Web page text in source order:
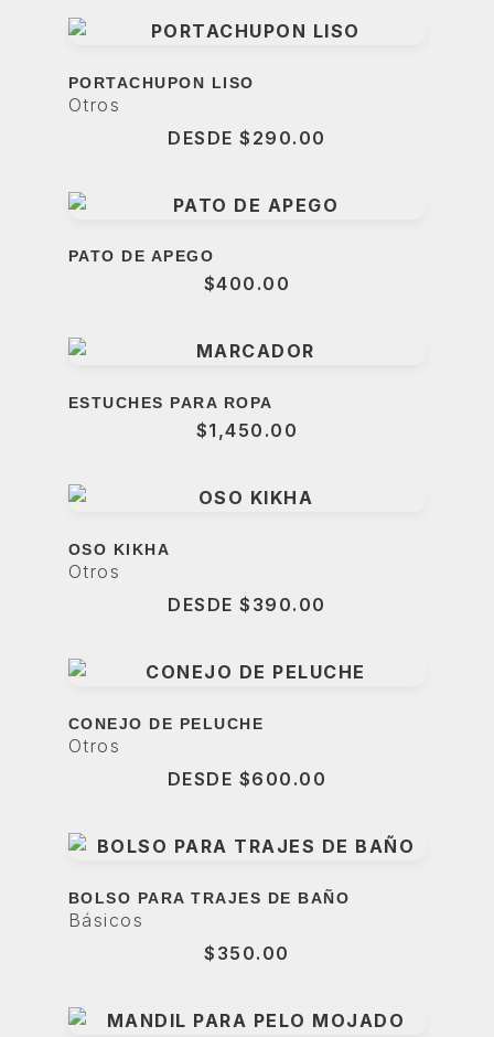
PORTACHUPON LISO
Otros
DESDE$ 290.00
PATO DE APEGO
$400.00
ESTUCHES PARA ROPA
$1,450.00
OSO KIKHA
Otros
DESDE$ 390.00
CONEJO DE PELUCHE
Otros
DESDE $600.00
BOLSO PARA TRAJES DE BAÑO
Básicos
$ 350.00